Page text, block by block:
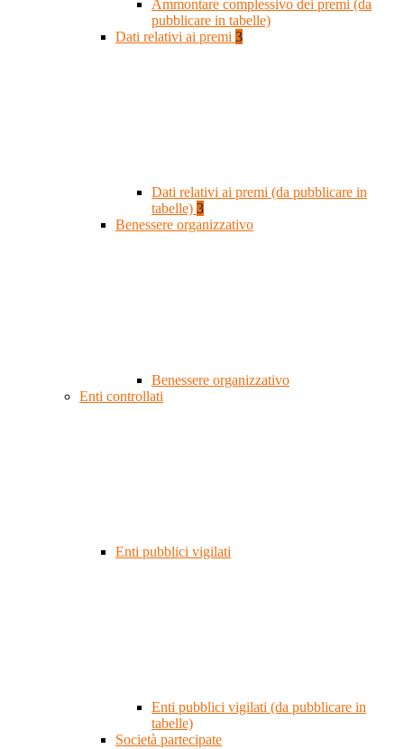
Ammontare complessivo dei premi (da
pubblicare in tabelle)
Dati relativi ai premi 3
Dati relativi ai premi (da pubblicare in
tabelle) 3
Benessere organizzativo
Benessere organizzativo
Enti controllati
Enti pubblici vigilati
Enti pubblici vigilati (da pubblicare in
tabelle)
Società partecipate